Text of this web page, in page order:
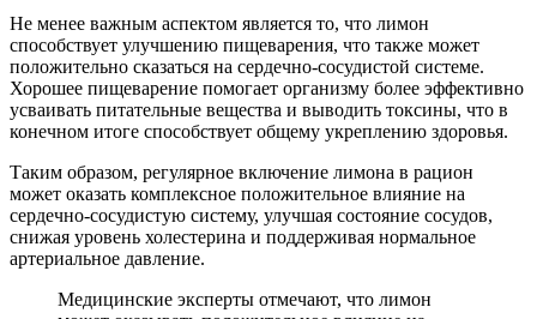
Не менее важным аспектом является то, что лимон
способствует улучшению пищеварения, что также может
положительно сказаться на сердечно-сосудистой системе.
Хорошее пищеварение помогает организму более эффективно
усваивать питательные вещества и выводить токсины, что в
конечном итоге способствует общему укреплению здоровья.
Таким образом, регулярное включение лимона в рацион
может оказать комплексное положительное влияние на
сердечно-сосудистую систему, улучшая состояние сосудов,
снижая уровень холестерина и поддерживая нормальное
артериальное давление.
Медицинские эксперты отмечают, что лимон